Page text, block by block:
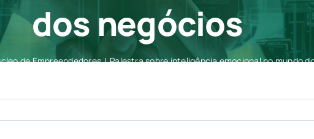
dos negócios
de Empreendedores Palestra sobre inteligência emocional no mundo